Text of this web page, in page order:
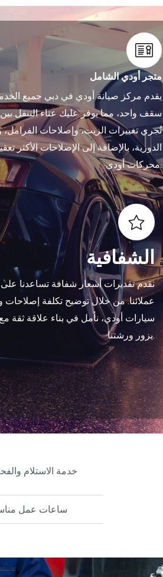
متجر أودي الشامل
يقدم مركز صيانة أودي في دبي جميع
سقف واحد، مما يوفر عليك عناء التنقل
نُجري تغييرات الزيت، وإصلاحات الفرامل،
الدورية، بالإضافة إلى الإصلاحات الأكثر
محركات أودي.
الشفافية
نقدم تقديرات أسعار شفافة تساعدنا
عملائنا. من خلال توضيح تكلفة إصلاحات
سيارات أودي، نأمل في بناء علاقة ثقة
يزور ورشتنا.
خدمة الاستلام
ساعات عمل